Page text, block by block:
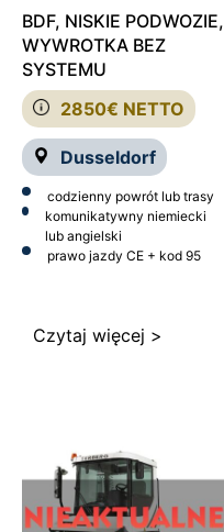
2850€ NETTO
Dusseldorf
BDF, NISKIE PODWOZIE,
WYWROTKA BEZ
SYSTEMU
codzienny powrót lub trasy
komunikatywny niemiecki
lub angielski
prawo jazdy CE + kod 95
Czytaj więcej >